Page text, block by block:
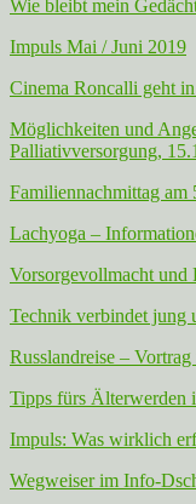
Wie bleibt mein
Impuls Mai / Juni 2019
Cinema Roncalli geht
Möglichkeiten und
Palliativversorgung,
Familiennachmittag am
Lachyoga –
Vorsorgevollmacht und
Technik verbindet jung
Russlandreise –
Tipps fürs Älterwerden
Impuls: Was wirklich
Wegweiser im Info-